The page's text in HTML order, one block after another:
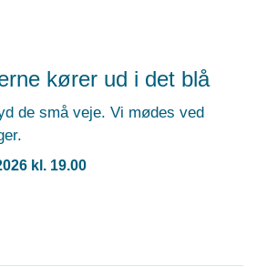
kører ud i det blå
de små veje. Vi mødes ved
kl. 19.00